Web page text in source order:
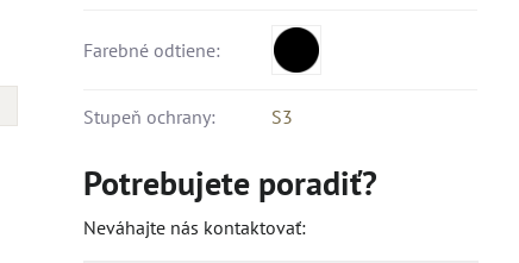
Farebné odtiene:
Stupeň ochrany: S3
Potrebujete poradiť?
Neváhajte nás kontaktovať: